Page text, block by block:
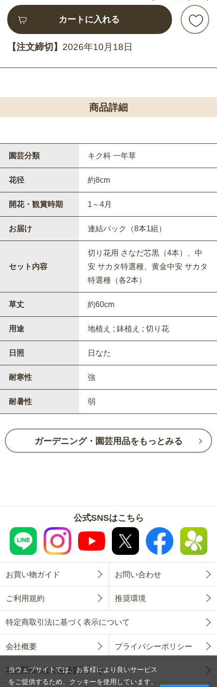
カートに入れる
【注文締切】 2026年10月18日
商品詳細
園芸分類 キク科 一年草
花径 約8cm
開花・観賞時期 1～4月
お届け 連結パック（8本1組）
セット内容
切り花用 さなだ芯黒（4本）、中
安 サカタ特選種、黄金中安 サカタ
特選種（各2本）
草丈 約60cm
用途 地植え ; 鉢植え ; 切り花
日照 日なた
耐寒性 強
耐暑性 弱
ガーデニング・園芸用品をもっとみる
公式SNSはこちら
お買い物ガイド お問い合わせ
ご利用規約 推奨環境
特定商取引法に基づく表示について
会社概要 プライバシーポリシー
花と野菜のよくある質問FAQ
当ウェブサイトでは、お客様により良いサービス
をご提供するため、クッキーを使用しています。